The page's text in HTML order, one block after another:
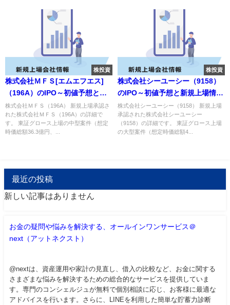
株投資
株式会社ＭＦＳ[エムエフエス]
（196A）のIPO～初値予想と新
規上場情報～
株式会社ＭＦＳ（196A） 新規上場承認さ
れた株式会社ＭＦＳ（196A）の詳細で
す。 東証グロース上場の中型案件（想定
時価総額36.3億円、...
株投資
株式会社シーユーシー（9158）
のIPO～初値予想と新規上場情報
～
株式会社シーユーシー（9158） 新規上場
承認された株式会社シーユーシー
（9158）の詳細です。 東証グロース上場
の大型案件（想定時価総額4...
最近の投稿
新しい記事はありません
お金の疑問や悩みを解決する、オールインワンサービス＠
next（アットネクスト）
@nextは、資産運用や家計の見直し、借入の比較など、お金に関する
さまざまな悩みを解決するための総合的なサービスを提供していま
す。専門のコンシェルジュが無料で個別相談に応じ、お客様に最適な
アドバイスを行います。さらに、LINEを利用した簡単な貯蓄力診断